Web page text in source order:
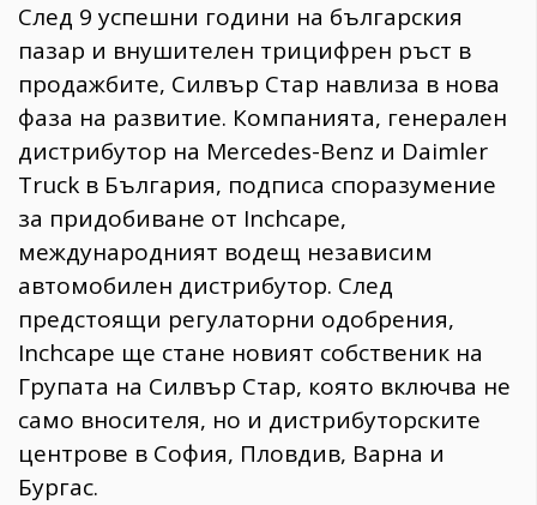
ПОСЛЕДВАЙТЕ
НИ
След 9 успешни години на българския
пазар и внушителен трицифрен ръст в
продажбите, Силвър Стар навлиза в нова
фаза на развитие. Компанията, генерален
дистрибутор на Mercedes-Benz и Daimler
Truck в България, подписа споразумение
за придобиване от Inchcape,
международният водещ независим
автомобилен дистрибутор. След
предстоящи регулаторни одобрения,
Inchcape ще стане новият собственик на
Групата на Силвър Стар, която включва не
само вносителя, но и дистрибуторските
центрове в София, Пловдив, Варна и
Бургас.